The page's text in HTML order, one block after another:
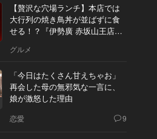
【贅沢な穴場ランチ】本店では
大行列の焼き鳥丼が並ばずに食
せる！？『伊勢廣 赤坂山王店』
グルメ
「今日はたくさん甘えちゃお」
再会した母の無邪気な一言に、
娘が激怒した理由
恋愛 9